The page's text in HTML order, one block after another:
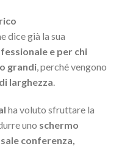
dice già la sua
e per chi
grandi, perché vengono
larghezza.
ha voluto sfruttare la
uno schermo
conferenza,